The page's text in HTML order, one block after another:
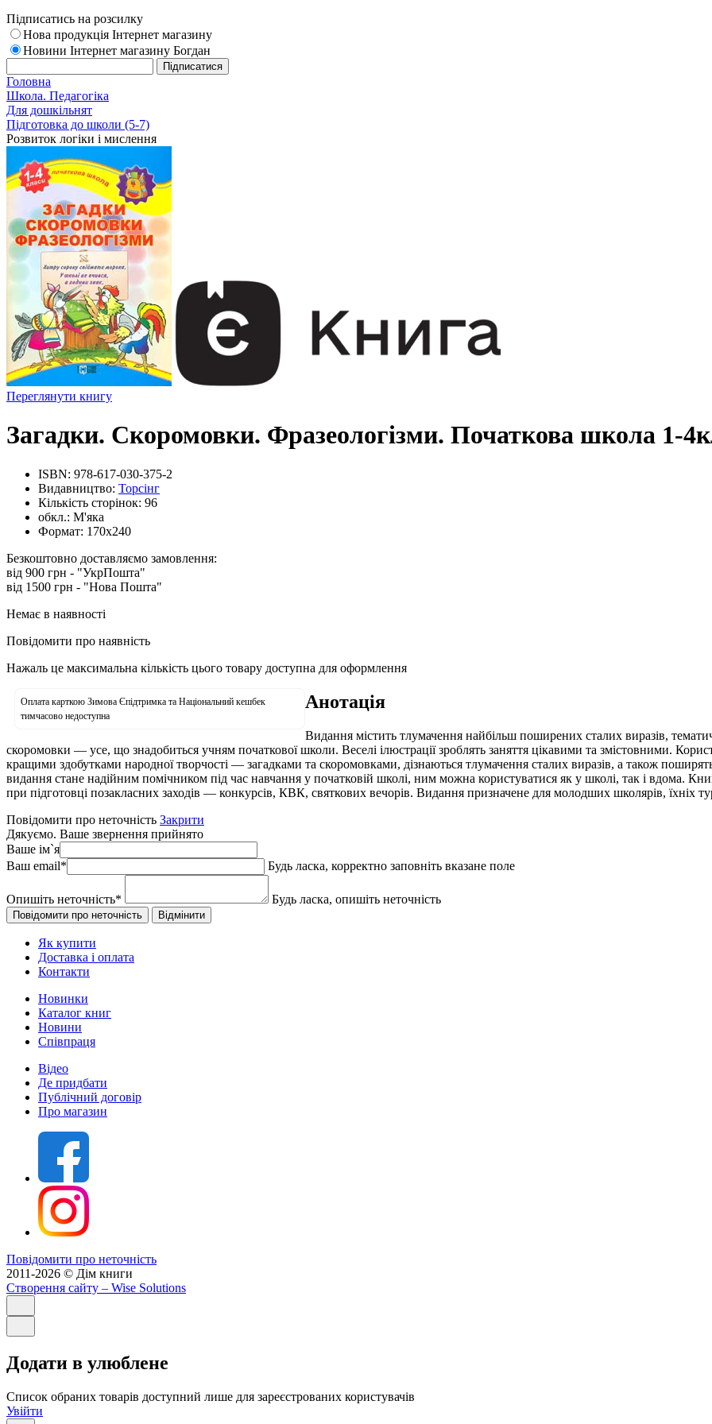
Підписатись на розсилку
Нова продукція Інтернет магазину
Новини Інтернет магазину Богдан
Головна
Школа. Педагогіка
Для дошкільнят
Підготовка до школи (5-7)
Розвиток логіки і мислення
Переглянути книгу
Загадки. Скоромовки. Фразеологізми. Початкова школа 1-
ISBN: 978-617-030-375-2
Видавництво: Торсінг
Кількість сторінок: 96
обкл.: М'яка
Формат: 170х240
Безкоштовно доставляємо замовлення:
від 900 грн - "УкрПошта"
від 1500 грн - "Нова Пошта"
Немає в наявності
Повідомити про наявність
Нажаль це максимальна кількість цього товару доступна для оформлення
Оплата карткою Зимова Єпідтримка та Національний кешбек
тимчасово недоступна
Анотація
Видання містить тлумачення найбільш поширених сталих виразів,
скоромовки — усе, що знадобиться учням початкової школи. Веселі ілюстрації зроблять заняття цікавими та змістовними.
кращими здобутками народної творчості — загадками та скоромовками, дізнаються тлумачення сталих виразів, а також
видання стане надійним помічником під час навчання у початковій школі, ним можна користуватися як у школі, так і вдома.
при підготовці позакласних заходів — конкурсів, КВК, святкових вечорів. Видання призначене для молодших школярів, їхніх
Повідомити про неточність Закрити
Дякуємо. Ваше звернення прийнято
Ваше ім`я
Ваш email* Будь ласка, корректно заповніть вказане поле
Опишіть неточність* Будь ласка, опишіть неточність
Як купити
Доставка і оплата
Контакти
Новинки
Каталог книг
Новини
Співпраця
Відео
Де придбати
Публічний договір
Про магазин
Повідомити про неточність
2011-2026 © Дім книги
Створення сайту – Wise Solutions
Додати в улюблене
Список обраних товарів доступний лише для зареєстрованих користувачів
Увійти